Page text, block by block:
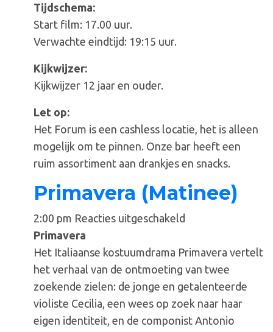
Tijdschema:
Start film: 17.00 uur.
Verwachte eindtijd: 19:15 uur.
Kijkwijzer:
Kijkwijzer 12 jaar en ouder.
Let op:
Het Forum is een cashless locatie, het is alleen
mogelijk om te pinnen. Onze bar heeft een
ruim assortiment aan drankjes en snacks.
Primavera (Matinee)
2:00 pm Reacties uitgeschakeld
(Matinee)
Primavera
Het Italiaanse kostuumdrama Primavera vertelt
het verhaal van de ontmoeting van twee
zoekende zielen: de jonge en getalenteerde
violiste Cecilia, een wees op zoek naar haar
eigen identiteit, en de componist Antonio